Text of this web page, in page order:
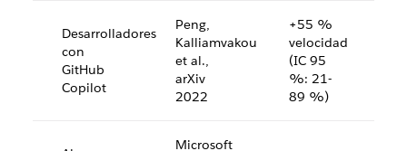
Desarrolladores
con
GitHub
Copilot
Peng,
Kalliamvakou
et al.,
arXiv
2022
+55 %
velocidad
(IC 95
%: 21-
89 %)
Microsoft